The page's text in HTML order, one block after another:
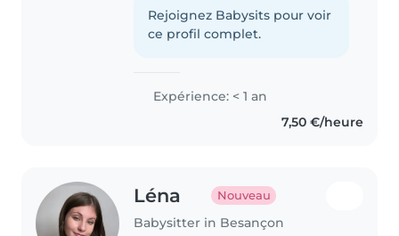
en soirée, le week-end ou même
après les cours pour garder vos
Rejoignez Babysits pour voir
ce profil complet.
Expérience: < 1 an
7,50 €/heure
Léna Nouveau
Babysitter in Besançon